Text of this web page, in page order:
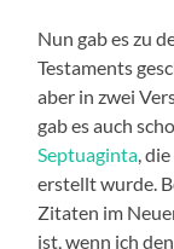
Nun gab es zu
Testaments
aber in zwei
gab es auch
Septuaginta ,
erstellt wurde.
Zitaten im
ist, wenn ich